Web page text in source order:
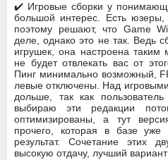
✔️ Игровые сборки у
большой интерес. Есть
поэтому решают, что Game
деле, однако это не так. Ведь
игрушек, она настроена
не будет отвлекать вас от
Пинг минимально возможный,
левые отключены. Над
дольше, так как
выбираю эти редакции
оптимизированы, а тут
прочего, которая в базе уже
результат. Сочетание этих
высокую отдачу, лучший